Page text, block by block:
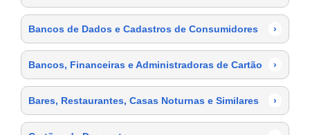
Bancos de Dados e Cadastros de Consumidores ›
Bancos, Financeiras e Administradoras de Cartão ›
Bares, Restaurantes, Casas Noturnas e Similares ›